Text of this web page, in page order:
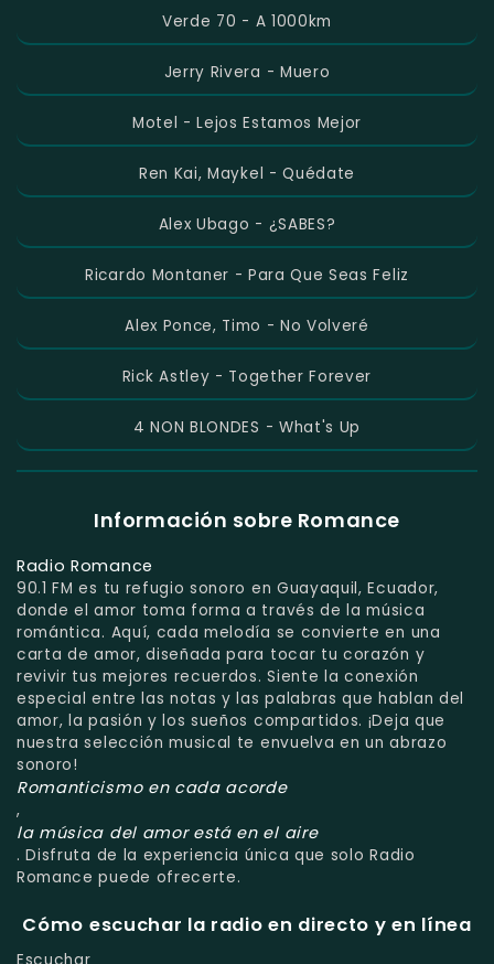
Verde 70 - A 1000km
Jerry Rivera - Muero
Motel - Lejos Estamos Mejor
Ren Kai, Maykel - Quédate
Alex Ubago - ¿SABES?
Ricardo Montaner - Para Que Seas Feliz
Alex Ponce, Timo - No Volveré
Rick Astley - Together Forever
4 NON BLONDES - What's Up
Información sobre Romance
Radio Romance
90.1 FM es tu refugio sonoro en Guayaquil, Ecuador,
donde el amor toma forma a través de la música
romántica. Aquí, cada melodía se convierte en una
carta de amor, diseñada para tocar tu corazón y
revivir tus mejores recuerdos. Siente la conexión
especial entre las notas y las palabras que hablan del
amor, la pasión y los sueños compartidos. ¡Deja que
nuestra selección musical te envuelva en un abrazo
sonoro!
Romanticismo en cada acorde
,
la música del amor está en el aire
. Disfruta de la experiencia única que solo Radio
Romance puede ofrecerte.
Cómo escuchar la radio en directo y en línea